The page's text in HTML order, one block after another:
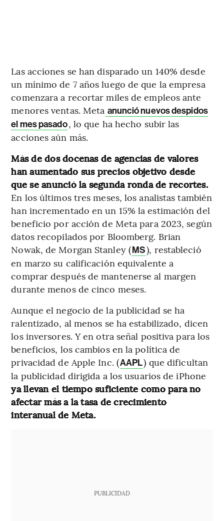
Las acciones se han disparado un 140% desde
un mínimo de 7 años luego de que la empresa
comenzara a recortar miles de empleos ante
menores ventas. Meta anunció nuevos despidos
el mes pasado, lo que ha hecho subir las
acciones aún más.
Más de dos docenas de agencias de valores
han aumentado sus precios objetivo desde
que se anunció la segunda ronda de recortes.
En los últimos tres meses, los analistas también
han incrementado en un 15% la estimación del
beneficio por acción de Meta para 2023, según
datos recopilados por Bloomberg. Brian
Nowak, de Morgan Stanley (MS), restableció
en marzo su calificación equivalente a
comprar después de mantenerse al margen
durante menos de cinco meses.
Aunque el negocio de la publicidad se ha
ralentizado, al menos se ha estabilizado, dicen
los inversores. Y en otra señal positiva para los
beneficios, los cambios en la política de
privacidad de Apple Inc. (AAPL) que dificultan
la publicidad dirigida a los usuarios de iPhone
ya llevan el tiempo suficiente como para no
afectar más a la tasa de crecimiento
interanual de Meta.
PUBLICIDAD